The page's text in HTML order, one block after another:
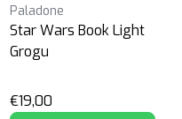
Paladone
Star Wars Book Light
Grogu
€19,00